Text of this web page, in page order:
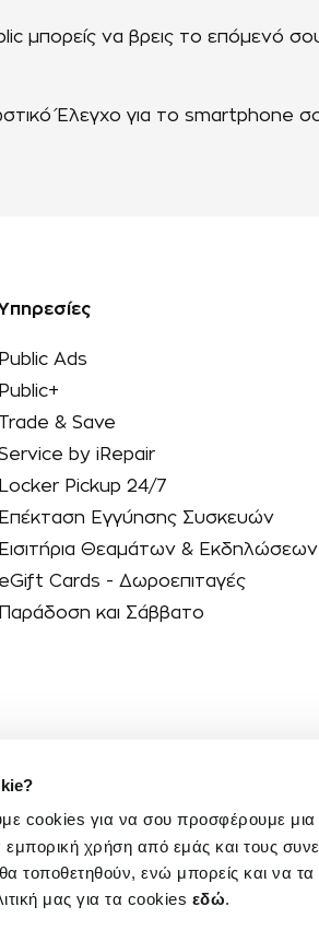
cookies για να σου προσφέρουμε
εμπορική χρήση από εμάς και τους
τοποθετηθούν, ενώ μπορείς και να
μας για τα cookies εδώ.
μπορείς να βρεις το επόμενό
Έλεγχο για το smartphone
Public Ads
Public+
Trade & Save
by iRepair
Locker Pickup 24/7
Επέκταση Εγγύησης Συσκευών
Εισιτήρια Θεαμάτων & Εκδηλώσεων
eGift Cards - Δωροεπιταγές
Παράδοση και Σάββατο